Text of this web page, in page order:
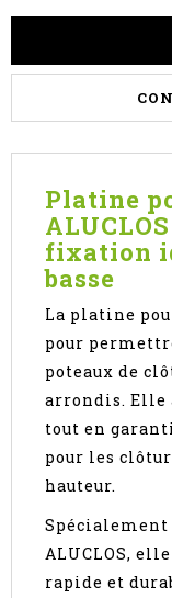
Platine
fixation
basse
La platine
pour
poteaux de
arrondis. Elle
tout en
pour les
hauteur.
Spécialement
ALUCLOS,
rapide et